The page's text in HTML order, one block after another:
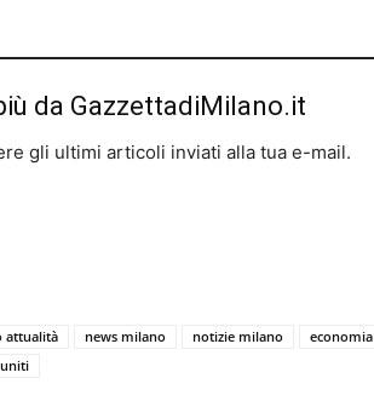
da GazzettadiMilano.it
gli ultimi articoli inviati alla tua e-mail.
attualità news milano notizie milano economia